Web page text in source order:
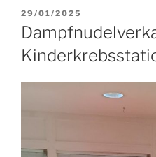
VERÖFFENTLICHT
AM
29/01/2025